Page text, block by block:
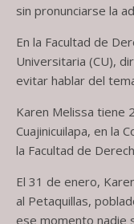
sin pronunciarse la
En la Facultad de
Universitaria (CU),
evitar hablar del
Karen Melissa tiene
Cuajinicuilapa, en la
la Facultad de
El 31 de enero,
al Petaquillas,
ese momento nadie